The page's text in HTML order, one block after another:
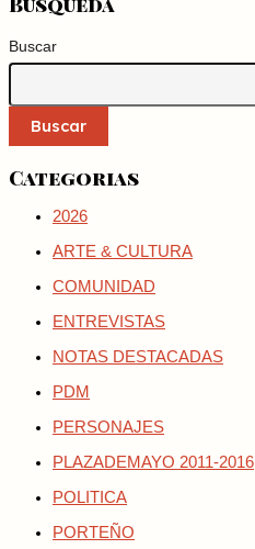
Buscar
Buscar
Categorias
2026
ARTE & CULTURA
COMUNIDAD
ENTREVISTAS
NOTAS DESTACADAS
PDM
PERSONAJES
PLAZADEMAYO 2011-2016
POLITICA
PORTEÑO